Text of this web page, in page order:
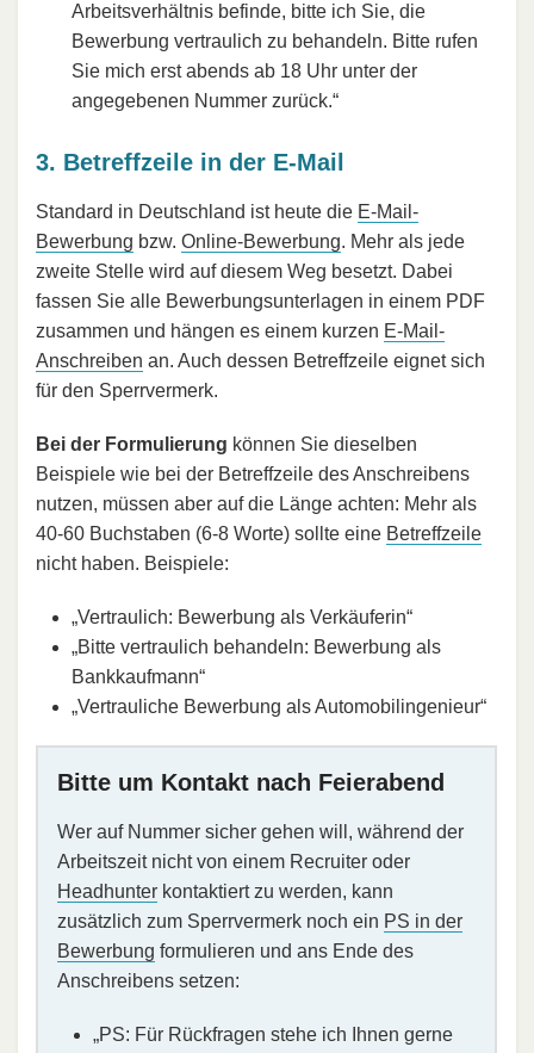
Arbeitsverhältnis befinde, bitte ich Sie, die
Bewerbung vertraulich zu behandeln. Bitte rufen
Sie mich erst abends ab 18 Uhr unter der
angegebenen Nummer zurück.“
3. Betreffzeile in der E-Mail
Standard in Deutschland ist heute die E-Mail-
Bewerbung bzw. Online-Bewerbung. Mehr als jede
zweite Stelle wird auf diesem Weg besetzt. Dabei
fassen Sie alle Bewerbungsunterlagen in einem PDF
zusammen und hängen es einem kurzen E-Mail-
Anschreiben an. Auch dessen Betreffzeile eignet sich
für den Sperrvermerk.
Bei der Formulierung können Sie dieselben
Beispiele wie bei der Betreffzeile des Anschreibens
nutzen, müssen aber auf die Länge achten: Mehr als
40-60 Buchstaben (6-8 Worte) sollte eine Betreffzeile
nicht haben. Beispiele:
„Vertraulich: Bewerbung als Verkäuferin“
„Bitte vertraulich behandeln: Bewerbung als
Bankkaufmann“
„Vertrauliche Bewerbung als Automobilingenieur“
Bitte um Kontakt nach Feierabend
Wer auf Nummer sicher gehen will, während der
Arbeitszeit nicht von einem Recruiter oder
Headhunter kontaktiert zu werden, kann
zusätzlich zum Sperrvermerk noch ein PS in der
Bewerbung formulieren und ans Ende des
Anschreibens setzen:
„PS: Für Rückfragen stehe ich Ihnen gerne